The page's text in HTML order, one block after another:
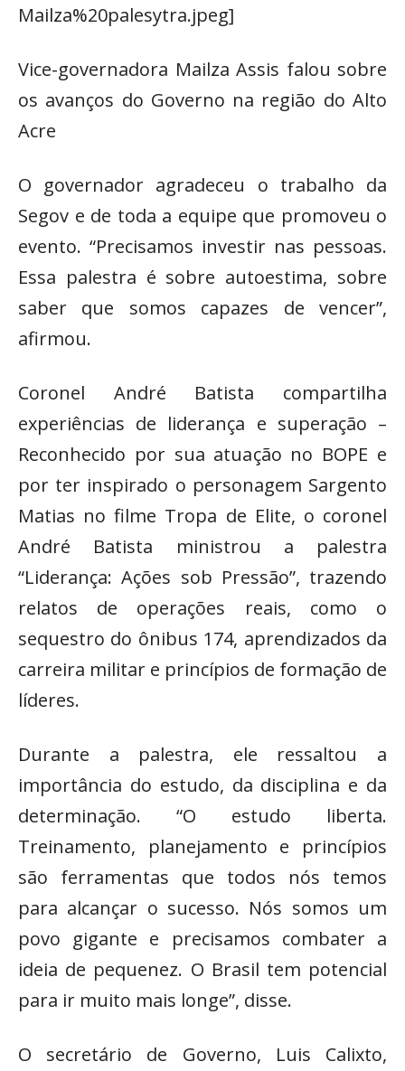
Mailza%20palesytra.jpeg]
Vice-governadora Mailza Assis falou sobre
os avanços do Governo na região do Alto
Acre
O governador agradeceu o trabalho da
Segov e de toda a equipe que promoveu o
evento. “Precisamos investir nas pessoas.
Essa palestra é sobre autoestima, sobre
saber que somos capazes de vencer”,
afirmou.
Coronel André Batista compartilha
experiências de liderança e superação –
Reconhecido por sua atuação no BOPE e
por ter inspirado o personagem Sargento
Matias no filme Tropa de Elite, o coronel
André Batista ministrou a palestra
“Liderança: Ações sob Pressão”, trazendo
relatos de operações reais, como o
sequestro do ônibus 174, aprendizados da
carreira militar e princípios de formação de
líderes.
Durante a palestra, ele ressaltou a
importância do estudo, da disciplina e da
determinação. “O estudo liberta.
Treinamento, planejamento e princípios
são ferramentas que todos nós temos
para alcançar o sucesso. Nós somos um
povo gigante e precisamos combater a
ideia de pequenez. O Brasil tem potencial
para ir muito mais longe”, disse.
O secretário de Governo, Luis Calixto,